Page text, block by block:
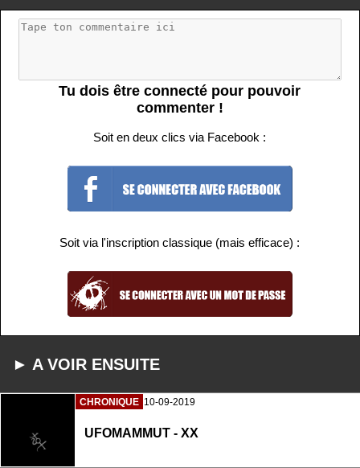
Tu dois être connecté pour pouvoir
commenter !
Soit en deux clics via Facebook :
Soit via l'inscription classique (mais efficace) :
► A VOIR ENSUITE
CHRONIQUE 10-09-2019
UFOMAMMUT - XX